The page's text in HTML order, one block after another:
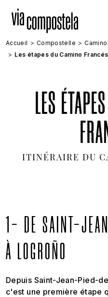
Accueil Compostelle
Les étapes du Camino Francés
LES
ITINÉRAIRE DU
1- DE SAINT-
À LOGROÑO
Depuis Saint-Jean-Pied-
c'est une première étape